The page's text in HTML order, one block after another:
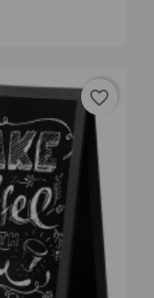
favorite_border